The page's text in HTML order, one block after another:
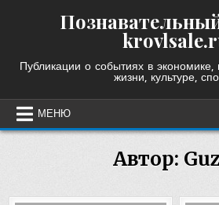
Публикации о событиях в экономике,
жизни, культуре,
МЕНЮ
Автор: